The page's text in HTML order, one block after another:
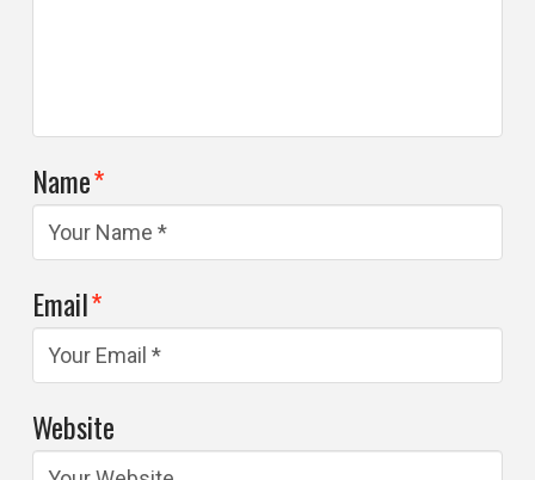
Name*
Email*
Website